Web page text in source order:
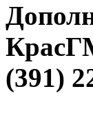
(391)